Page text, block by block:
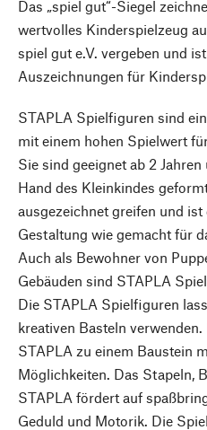
Das „spiel gut“-Siegel
wertvolles Kinderspielzeug
spiel gut e.V. vergeben und
Auszeichnungen für
STAPLA Spielfiguren sind
mit einem hohen Spielwert
Sie sind geeignet ab 2
Hand des Kleinkindes
ausgezeichnet greifen und
Gestaltung wie gemacht für
Auch als Bewohner von
Gebäuden sind STAPLA
Die STAPLA Spielfiguren
kreativen Basteln
STAPLA zu einem Baustein
Möglichkeiten. Das Stapeln,
STAPLA fördert auf
Geduld und Motorik. Die